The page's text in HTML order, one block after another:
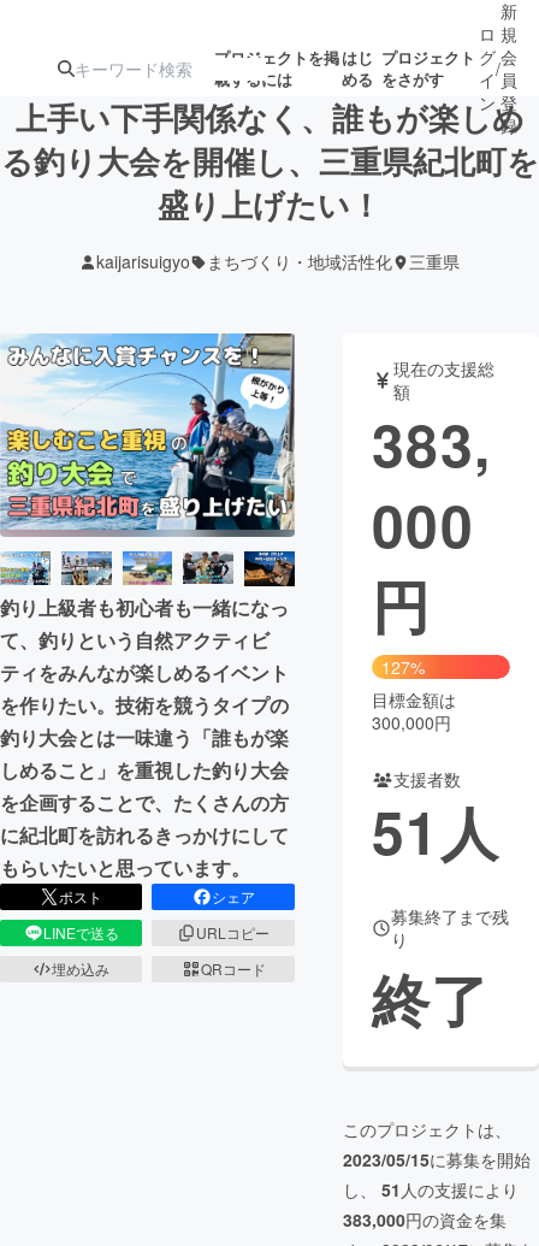
プロジェクトを掲
載するには
はじ
める
プロジェクト
をさがす
注目のリ 注目の新着プロ募集終了が近いプ
テクノロジー・ガジェット
映像・映画 書籍・雑誌
ビジネス・起業 チャレンジ
まちづくり・地域活性化
CAMPFIRE for Social Good
CAMPFIRE Creation
CAMPFIREふるさと納税machi-ya コミュニティ
ロ
グ
イ
ン
/
新
規
会
員
登
録
上手い下手関係なく、誰もが楽しめ
る釣り大会を開催し、三重県紀北町を
盛り上げたい！
kaijarisuigyo まちづくり・地域活性化 三重県
釣り上級者も初心者も一緒になっ
て、釣りという自然アクティビ
ティをみんなが楽しめるイベント
を作りたい。技術を競うタイプの
釣り大会とは一味違う「誰もが楽
しめること」を重視した釣り大会
を企画することで、たくさんの方
に紀北町を訪れるきっかけにして
もらいたいと思っています。
ポスト
シェア
LINEで送る
URLコピー
埋め込み
QRコード
現在の支援総
額
383,
000
円
127%
目標金額は
300,000円
支援者数
51 人
募集終了まで残
り
終了
このプロジェクトは、
2023/05/15に募集を開始
し、 51 人の支援により
383,000円の資金を集